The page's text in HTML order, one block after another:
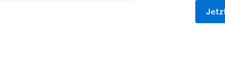
de/online-cam?product=amex_express_gold_promo